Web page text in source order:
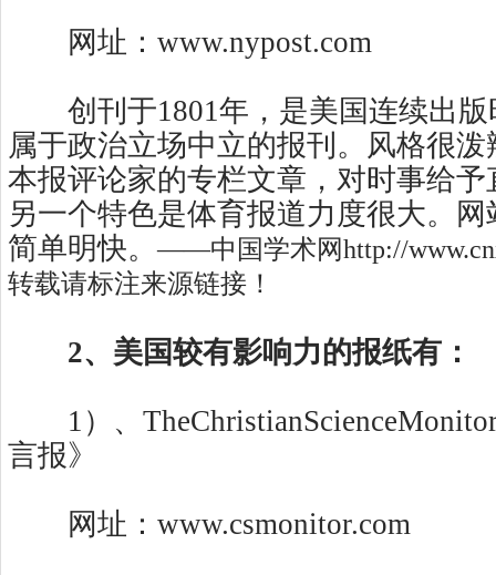
网址：www.nypost.com
创刊于1801年，是美国连续出版
属于政治立场中立的报刊。风格很
本报评论家的专栏文章，对时事给
另一个特色是体育报道力度很大。
简单明快。——中国学术网http://
转载请标注来源链接！
2、美国较有影响力的报纸有：
1）、
言报》
网址：www.csmonitor.com